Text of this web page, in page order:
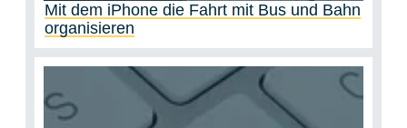
Mit dem iPhone die Fahrt mit Bus und Bahn
organisieren